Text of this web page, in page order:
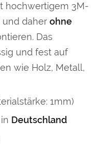
hochwertigem 3M-
daher ohne
Das
und fest auf
wie Holz, Metall,
1mm)
Deutschland